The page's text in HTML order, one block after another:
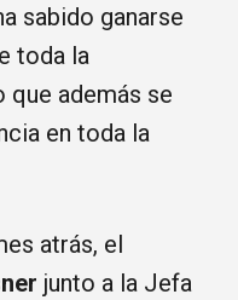
sabido ganarse
toda la
que además se
en toda la
atrás, el
junto a la Jefa